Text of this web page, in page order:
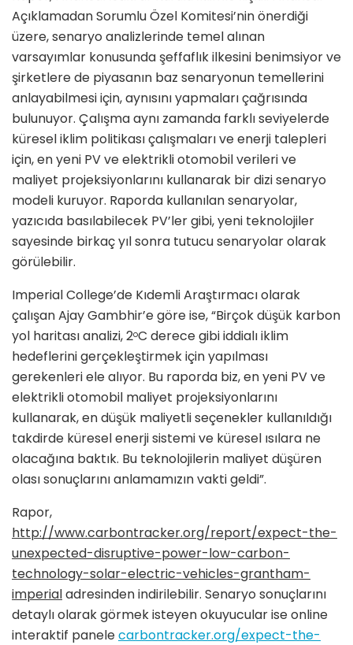
Açıklamadan Sorumlu Özel Komitesi’nin önerdiği
üzere, senaryo analizlerinde temel alınan
varsayımlar konusunda şeffaflık ilkesini benimsiyor ve
şirketlere de piyasanın baz senaryonun temellerini
anlayabilmesi için, aynısını yapmaları çağrısında
bulunuyor. Çalışma aynı zamanda farklı seviyelerde
küresel iklim politikası çalışmaları ve enerji talepleri
için, en yeni PV ve elektrikli otomobil verileri ve
maliyet projeksiyonlarını kullanarak bir dizi senaryo
modeli kuruyor. Raporda kullanılan senaryolar,
yazıcıda basılabilecek PV’ler gibi, yeni teknolojiler
sayesinde birkaç yıl sonra tutucu senaryolar olarak
görülebilir.
Imperial College’de Kıdemli Araştırmacı olarak
çalışan Ajay Gambhir’e göre ise, “Birçok düşük karbon
yol haritası analizi, 2oC derece gibi iddialı iklim
hedeflerini gerçekleştirmek için yapılması
gerekenleri ele alıyor. Bu raporda biz, en yeni PV ve
elektrikli otomobil maliyet projeksiyonlarını
kullanarak, en düşük maliyetli seçenekler kullanıldığı
takdirde küresel enerji sistemi ve küresel ısılara ne
olacağına baktık. Bu teknolojilerin maliyet düşüren
olası sonuçlarını anlamamızın vakti geldi”.
Rapor,
http://www.carbontracker.org/report/expect-the-
unexpected-disruptive-power-low-carbon-
technology-solar-electric-vehicles-grantham-
imperialadresinden indirilebilir. Senaryo sonuçlarını
detaylı olarak görmek isteyen okuyucular ise online
interaktif panelecarbontracker.org/expect-the-